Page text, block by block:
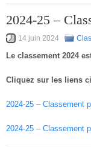
2024-25 –
14 juin 2024
Le classement 2024
Cliquez sur les liens
2024-25 – Classement
2024-25 – Classement